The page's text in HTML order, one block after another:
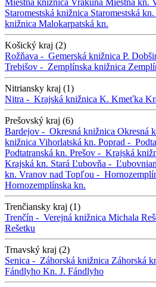
Miestna knižnica Vrakuňa Miestna kn.
Staromestská knižnica Staromestská kn.
knižnica Malokarpatská kn.
Košický kraj (2)
Rožňava - Gemerská knižnica P.
Trebišov - Zemplínska knižnica
Nitriansky kraj (1)
Nitra - Krajská knižnica K. Kmeťka
Prešovský kraj (6)
Bardejov - Okresná knižnica Okresná
knižnica Vihorlatská kn. Poprad -
Podtatranská kn. Prešov - Krajská
Krajská kn. Stará Ľubovňa -
kn. Vranov nad Topľou -
Hornozemplínska kn.
Trenčiansky kraj (1)
Trenčín - Verejná knižnica Michala
Rešetku
Trnavský kraj (2)
Senica - Záhorská knižnica Záhorská
Fándlyho Kn. J. Fándlyho